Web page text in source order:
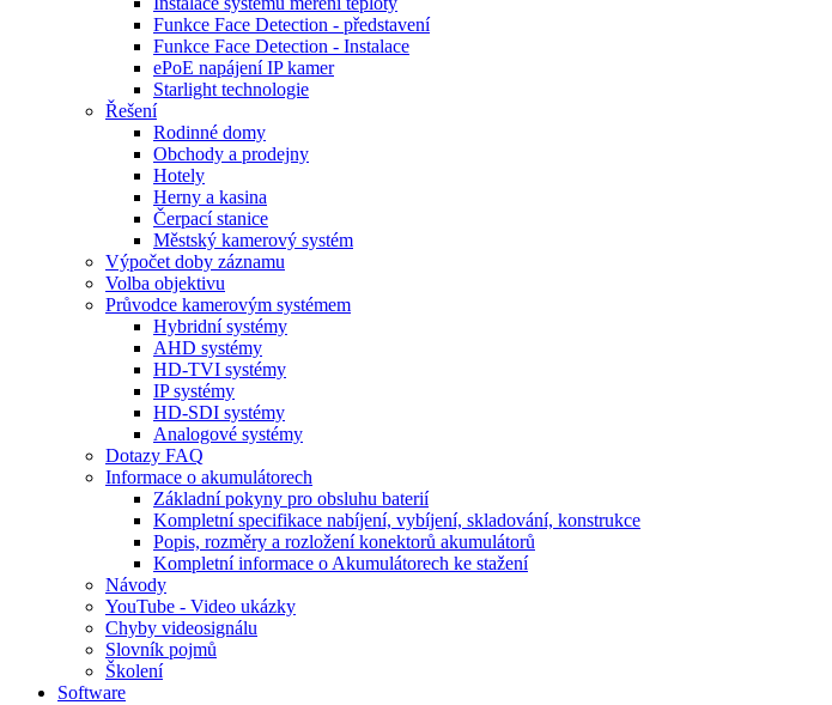
Funkce Face Detection - představení
Funkce Face Detection - Instalace
ePoE napájení IP kamer
Starlight technologie
Řešení
Rodinné domy
Obchody a prodejny
Hotely
Herny a kasina
Čerpací stanice
Městský kamerový systém
Výpočet doby záznamu
Volba objektivu
Průvodce kamerovým systémem
Hybridní systémy
AHD systémy
HD-TVI systémy
IP systémy
HD-SDI systémy
Analogové systémy
Dotazy FAQ
Informace o akumulátorech
Základní pokyny pro obsluhu baterií
Kompletní specifikace nabíjení, vybíjení, skladování, konstrukce
Popis, rozměry a rozložení konektorů akumulátorů
Kompletní informace o Akumulátorech ke stažení
Návody
YouTube - Video ukázky
Chyby videosignálu
Slovník pojmů
Školení
Software